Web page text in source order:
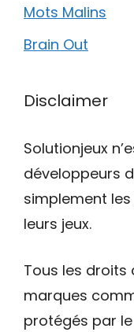
Mots Malins
Brain Out
Disclaimer
Solutionjeux
développeurs
simplement
leurs jeux.
Tous les droits
marques
protégés par